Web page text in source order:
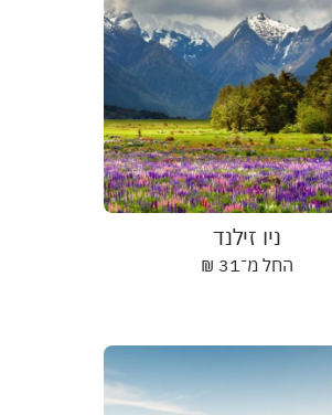
ניו זילנד
החל מ־ ₪ 31